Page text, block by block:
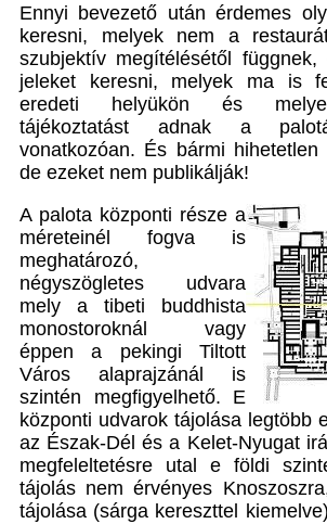
Ennyi bevezető után érdemes
keresni, melyek nem a
szubjektív megítélésétől függnek,
jeleket keresni, melyek ma is
eredeti helyükön és
tájékoztatást adnak a
vonatkozóan. És bármi hihetetlen
de ezeket nem publikálják!
A palota központi része a
méreteinél fogva is
meghatározó,
négyszögletes udvara
mely a tibeti buddhista
monostoroknál vagy
éppen a pekingi Tiltott
Város alaprajzánál is
szintén megfigyelhető. E
központi udvarok tájolása legtöbb
az Észak-Dél és a Kelet-Nyugat
megfeleltetésre utal e földi
tájolás nem érvényes
tájolása (sárga kereszttel